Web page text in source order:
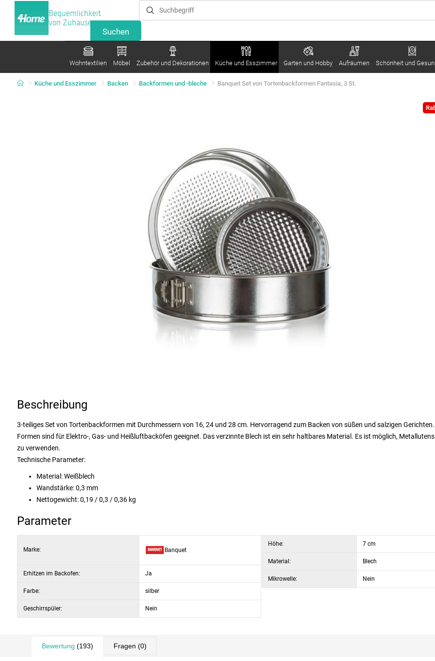
Bequemlichkeit
von Zuhause
Wohntextilien Möbel Zubehör und Dekorationen Küche und Esszimmer Garten und Hobby Aufräumen Schönheit und
Küche und Esszimmer Backen Backformen und -bleche Banquet Set von Tortenbackformen Fantasia, 3 St.
Beschreibung
3-teiliges Set von Tortenbackformen mit Durchmessern von 16, 24 und 28 cm. Hervorragend zum Backen von süßen und salzigen Gerichten.
Formen sind für Elektro-, Gas- und Heißluftbacköfen geeignet. Das verzinnte Blech ist ein sehr haltbares Material. Es ist möglich,
zu verwenden.
Technische Parameter:
Material: Weißblech
Wandstärke: 0,3 mm
Nettogewicht: 0,19 / 0,3 / 0,36 kg
Parameter
Marke: Banquet
Erhitzen im Backofen: Ja
Farbe: silber
Geschirrspüler: Nein
Höhe: 7 cm
Material: Blech
Mikrowelle: Nein
Bewertung (193) Fragen (0)